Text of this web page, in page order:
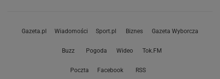
Gazeta.pl Wiadomości Sport.pl Biznes Gazeta Wyborcza
Buzz Pogoda Wideo Tok.FM
Poczta Facebook RSS